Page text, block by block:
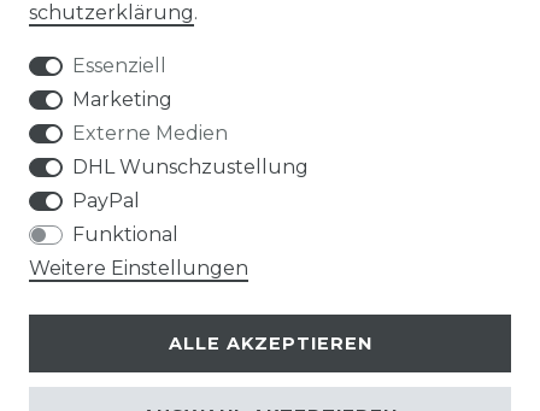
VERTRAG WIDERRUFEN
Klimaprofis GmbH & Co. KG
Design & supervision by MILLER
© Copyright 2026 | Alle Rechte vorbehalten.
schutz­erklärung.
Essenziell
Marketing
Externe Medien
DHL Wunschzustellung
PayPal
Funktional
Weitere Einstellungen
ALLE AKZEPTIEREN